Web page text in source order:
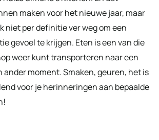
maken voor het nieuwe jaar, maar
niet per definitie ver weg om een
gevoel te krijgen. Eten is een van die
weer kunt transporteren naar een
ander moment. Smaken, geuren, het is
voor je herinneringen aan bepaalde